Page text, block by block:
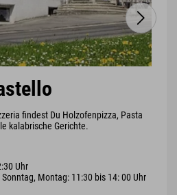
findest Du Holzofenpizza, Pasta
kalabrische Gerichte.
Uhr
Montag: 11:30 bis 14: 00 Uhr